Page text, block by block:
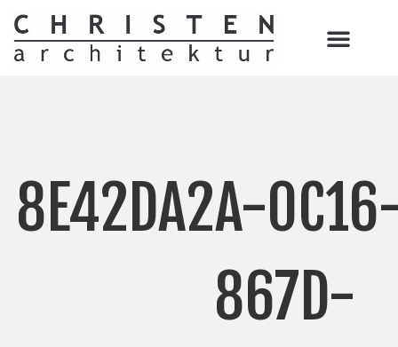
8E42DA2A-
867D-